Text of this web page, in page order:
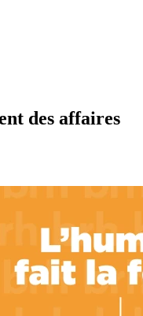
des affaires